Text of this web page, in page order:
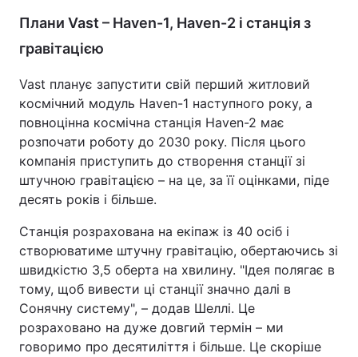
Плани Vast – Haven-1, Haven-2 і станція з
гравітацією
Vast планує запустити свій перший житловий
космічний модуль Haven-1 наступного року, а
повноцінна космічна станція Haven-2 має
розпочати роботу до 2030 року. Після цього
компанія приступить до створення станції зі
штучною гравітацією – на це, за її оцінками, піде
десять років і більше.
Станція розрахована на екіпаж із 40 осіб і
створюватиме штучну гравітацію, обертаючись зі
швидкістю 3,5 оберта на хвилину. "Ідея полягає в
тому, щоб вивести ці станції значно далі в
Сонячну систему", – додав Шеллі. Це
розраховано на дуже довгий термін – ми
говоримо про десятиліття і більше. Це скоріше